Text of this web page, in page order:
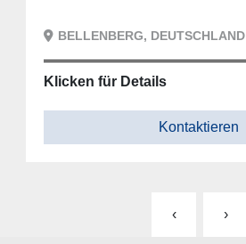
BELLENBERG, DEUTSCHLAND
Klicken für Details
Kontaktieren
‹ ›